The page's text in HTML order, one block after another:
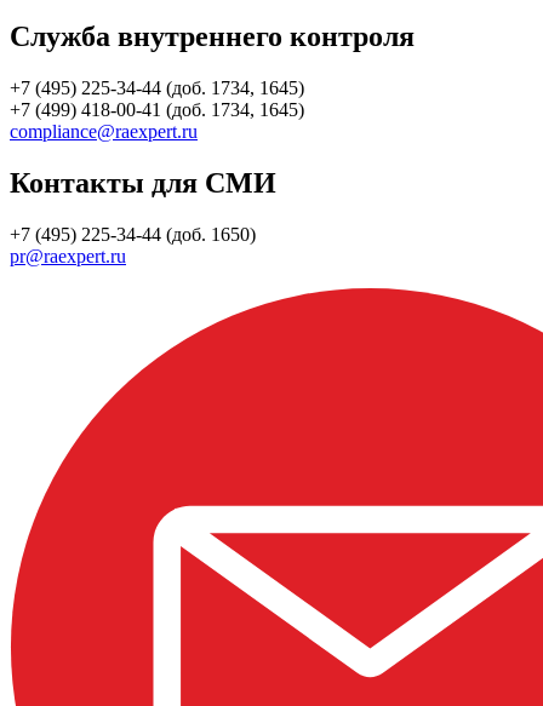
Служба внутреннего контроля
+7 (495) 225-34-44 (доб. 1734, 1645)
+7 (499) 418-00-41 (доб. 1734, 1645)
compliance@raexpert.ru
Контакты для СМИ
+7 (495) 225-34-44 (доб. 1650)
pr@raexpert.ru